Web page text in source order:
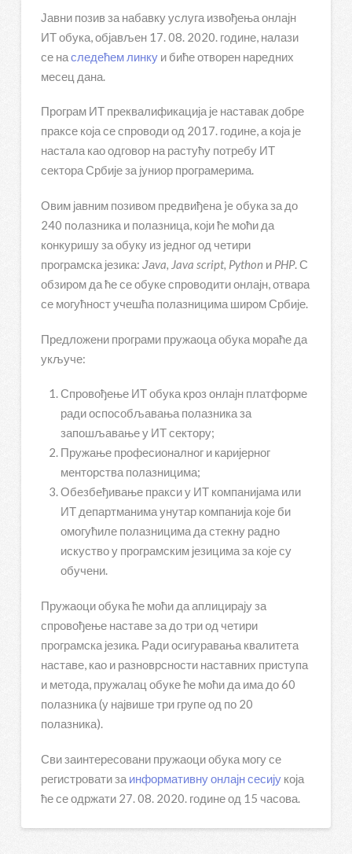
Јавни позив за набавку услуга извођења онлајн
ИТ обука, објављен 17. 08. 2020. године, налази
се на следећем линкуи биће отворен наредних
месец дана.
Програм ИТ преквалификација је наставак добре
праксе која се спроводи од 2017. године, а која је
настала као одговор на растућу потребу ИТ
сектора Србије за јуниор програмерима.
Овим јавним позивом прeдвиђeна je oбука за до
240 пoлазника и полазница, који ће моћи да
конкуришу за обуку из једног од четири
програмска језика: Јаva, Java script, Python и PHP. С
обзиром да ће се обуке спроводити онлајн, отвара
се могућност учешћа полазницима широм Србије.
Предложени програми пружаоца обука мораће да
укључе:
Спровођење ИТ обука кроз онлајн платформе
ради оспособљавања полазника за
запошљавање у ИТ сектору;
Пружање професионалног и каријерног
менторства полазницима;
Обезбеђивање пракси у ИТ компанијама или
ИТ департманима унутар компанија које би
омогућиле полазницима да стекну радно
искуство у програмским језицима за које су
обучени.
Пружаоци обука ће моћи да аплицирају за
спровођење наставе за до три од четири
програмска језика. Ради осигуравања квалитета
наставе, као и разноврсности наставних приступа
и метода, пружалац обуке ће моћи да има до 60
полазника (у највише три групе од по 20
полазника).
Сви заинтересовани пружаоци обука могу се
регистровати за информативну онлајн сесијукоја
ће се одржати 27. 08. 2020. године од 15 часова.